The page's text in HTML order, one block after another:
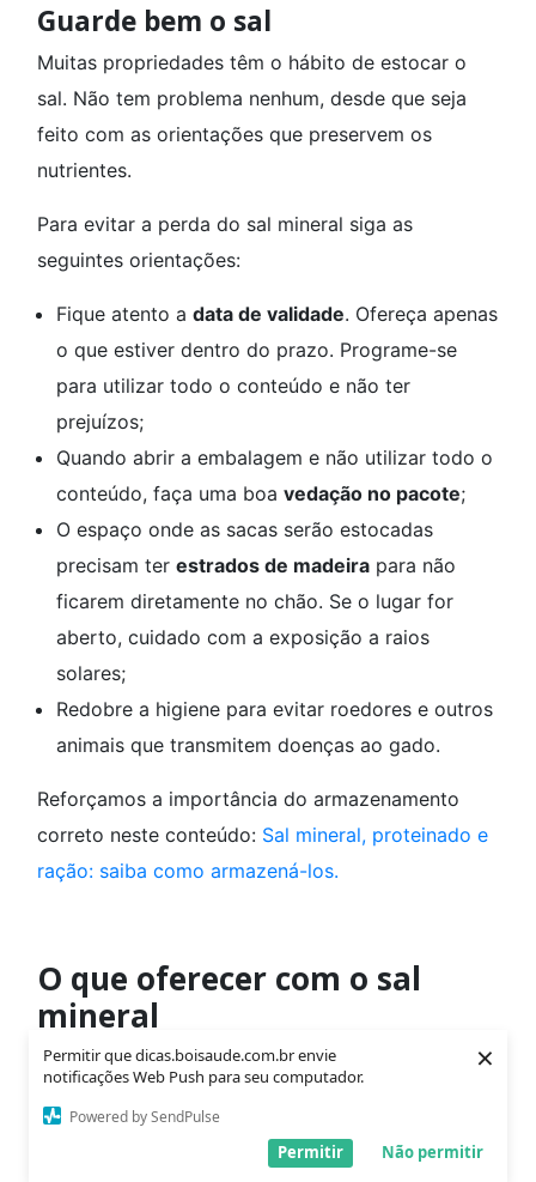
Permitir que dicas.boisaude.com.br envie
notificações Web Push para seu computador.
Powered by SendPulse
Não permitir
Permitir
×
Guarde bem o sal
Muitas propriedades têm o hábito de estocar o
sal. Não tem problema nenhum, desde que seja
feito com as orientações que preservem os
nutrientes.
Para evitar a perda do sal mineral siga as
seguintes orientações:
Fique atento a data de validade. Ofereça apenas
o que estiver dentro do prazo. Programe-se
para utilizar todo o conteúdo e não ter
prejuízos;
Quando abrir a embalagem e não utilizar todo o
conteúdo, faça uma boa vedação no pacote;
O espaço onde as sacas serão estocadas
precisam ter estrados de madeira para não
ficarem diretamente no chão. Se o lugar for
aberto, cuidado com a exposição a raios
solares;
Redobre a higiene para evitar roedores e outros
animais que transmitem doenças ao gado.
Reforçamos a importância do armazenamento
correto neste conteúdo: Sal mineral, proteinado e
ração: saiba como armazená-los.
O que oferecer com o sal
mineral
Sal mineral e ureia
ureia junto ao sal mineral
faz um ótimo